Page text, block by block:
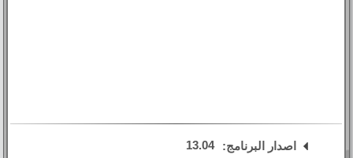
اصدار البرنامج:
13.04